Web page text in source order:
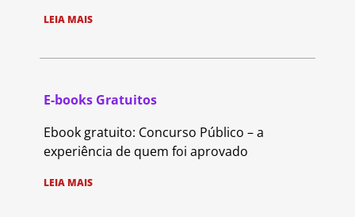
LEIA MAIS
E-books Gratuitos
Ebook gratuito: Concurso Público – a
experiência de quem foi aprovado
LEIA MAIS